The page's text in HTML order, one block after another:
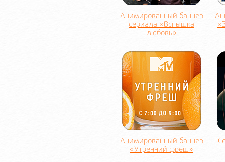
Анимированный баннер
сериала «Вспышка
любовь»
Анимированный баннер
«Утренний фреш»